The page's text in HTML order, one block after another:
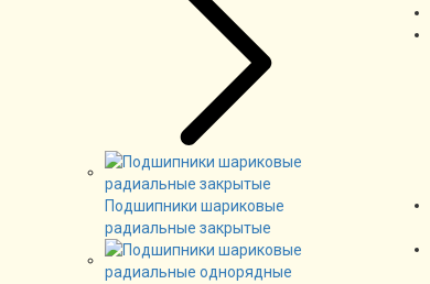
Подшипники шариковые
радиальные закрытые